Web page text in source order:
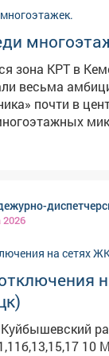
КРТ в Кемерове спустя
весьма
почти в
кипит далеко
и четырёх
Мирной
высотой от
сад на 125
Гендиректор
К» Федор
2026
сектора , 1 абонент Подача